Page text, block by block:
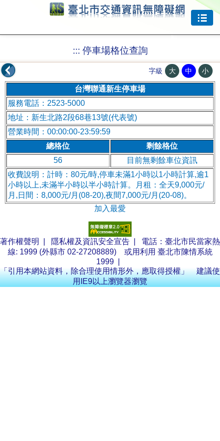
::: 停車場格位查詢
字級 大 中 小
台灣聯通新生停車場
服務電話：2523-5000
地址：新生北路2段68巷13號(代表號)
營業時間：00:00:00-23:59:59
總格位
剩餘格位
56
目前無剩餘車位資訊
收費說明：計時：80元/時,停車未滿1小時以1小時計算,逾1
小時以上,未滿半小時以半小時計算。月租：全天9,000元/
月,日間：8,000元/月(08-20),夜間7,000元/月(20-08)。
加入最愛
著作權聲明 隱私權及資訊安全宣告 | 電話：臺北市民當家熱
線: 1999 (外縣市 02-27208889) 或用利用 臺北市陳情系統
1999
「引用本網站資料，除合理使用情形外，應取得授權」 建議使
用IE9以上瀏覽器瀏覽